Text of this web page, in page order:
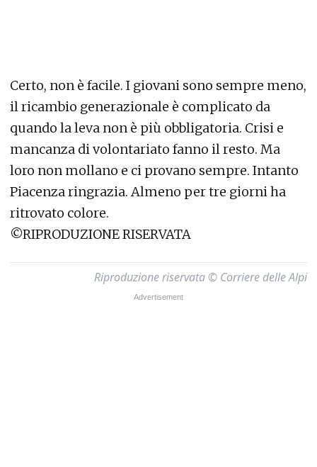
Certo, non è facile. I giovani sono sempre meno,
il ricambio generazionale è complicato da
quando la leva non è più obbligatoria. Crisi e
mancanza di volontariato fanno il resto. Ma
loro non mollano e ci provano sempre. Intanto
Piacenza ringrazia. Almeno per tre giorni ha
ritrovato colore.
©RIPRODUZIONE RISERVATA
Riproduzione riservata © Corriere delle Alpi